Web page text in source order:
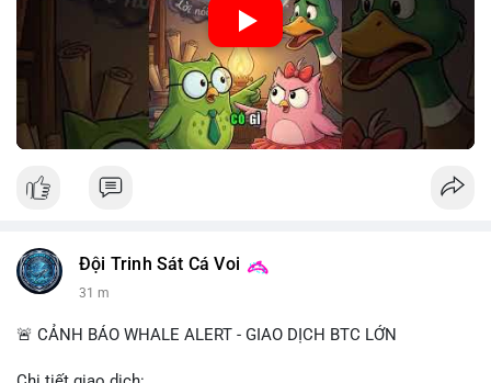
Đội Trinh Sát Cá Voi
31 m
🚨 CẢNH BÁO WHALE ALERT - GIAO DỊCH BTC LỚN